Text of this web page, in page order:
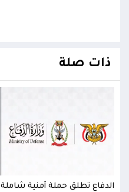
ذات صلة
الدفاع تطلق حملة أمنية شاملة